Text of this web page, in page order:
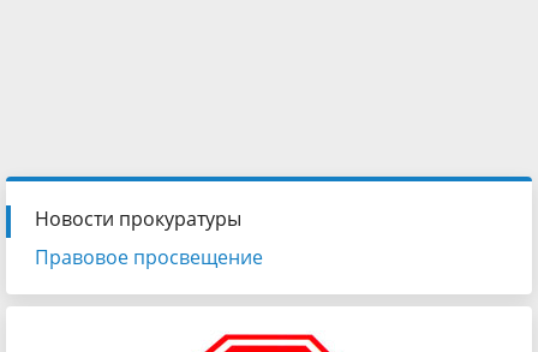
Новости прокуратуры
Правовое просвещение